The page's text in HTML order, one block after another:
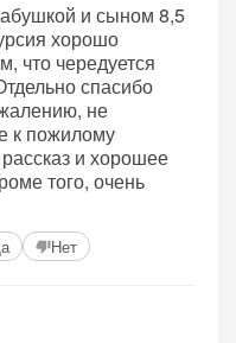
и сыном 8,5
хорошо
что чередуется
спасибо
не
к пожилому
и хорошее
того, очень
Нет